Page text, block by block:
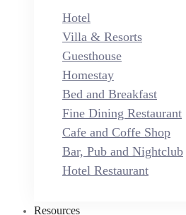
Hotel
Villa & Resorts
Guesthouse
Homestay
Bed and Breakfast
Fine Dining Restaurant
Cafe and Coffe Shop
Bar, Pub and Nightclub
Hotel Restaurant
Resources